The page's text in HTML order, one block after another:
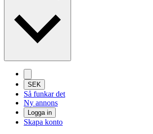
SEK
Så funkar det
Ny annons
Logga in
Skapa konto